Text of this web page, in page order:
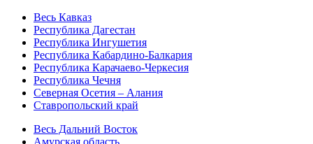
Весь Кавказ
Республика Дагестан
Республика Ингушетия
Республика Кабардино-Балкария
Республика Карачаево-Черкесия
Республика Чечня
Северная Осетия – Алания
Ставропольский край
Весь Дальний Восток
Амурская область